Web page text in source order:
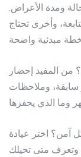
ومدة الأعراض.
وأخرى تحتاج
من المفيد إحضار
سابقة، وملاحظات
آمن؟ اختر عيادة
وتعرف متى تحيلك